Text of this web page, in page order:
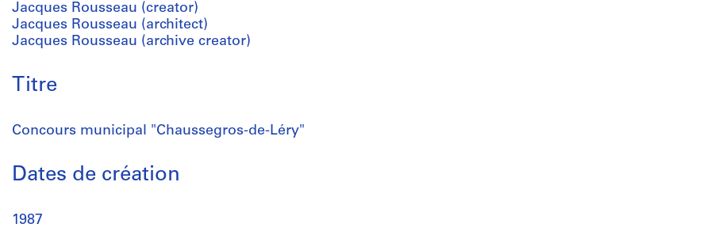
Jacques Rousseau (creator)
Jacques Rousseau (architect)
Jacques Rousseau (archive creator)
Titre
Concours municipal "Chaussegros-de-Léry"
Dates de création
1987